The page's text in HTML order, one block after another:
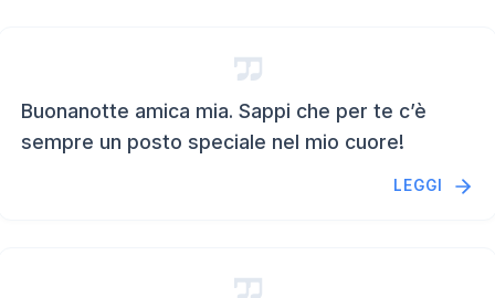
Buonanotte amica mia. Sappi che per te c’è
sempre un posto speciale nel mio cuore!
LEGGI